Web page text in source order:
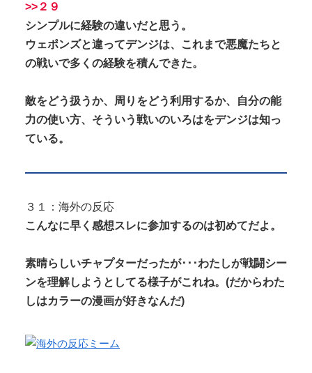
>>２９
シンプルに経験の違いだと思う。
ウェポンズと違ってデンジは、これまで悪魔たちと
の戦いで多くの経験を積んできた。
敵をどう扱うか、周りをどう利用するか、自分の能
力の使い方、そういう戦いのいろはをデンジは知っ
ている。
３１：海外の反応
こんなに早く感想スレに参加するのは初めてだよ。
素晴らしいチャプターだったが･･･わたしが戦闘シー
ンを理解しようとしてる様子がこれね。(だからわた
しはカラーの漫画が好きなんだ)